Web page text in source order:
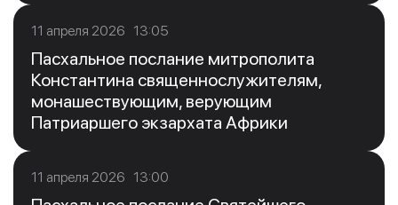
11 апреля 2026 13:05
Пасхальное послание митрополита
Константина священнослужителям,
монашествующим, верующим
Патриаршего экзархата Африки
11 апреля 2026 13:00